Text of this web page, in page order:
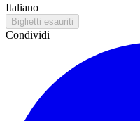
Italiano
Biglietti esauriti
Condividi